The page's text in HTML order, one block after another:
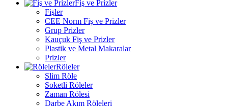
Fiş ve Prizler
Fişler
CEE Norm Fiş ve Prizler
Grup Prizler
Kauçuk Fiş ve Prizler
Plastik ve Metal Makaralar
Prizler
Röleler
Slim Röle
Soketli Röleler
Zaman Rölesi
Darbe Akım Röleleri